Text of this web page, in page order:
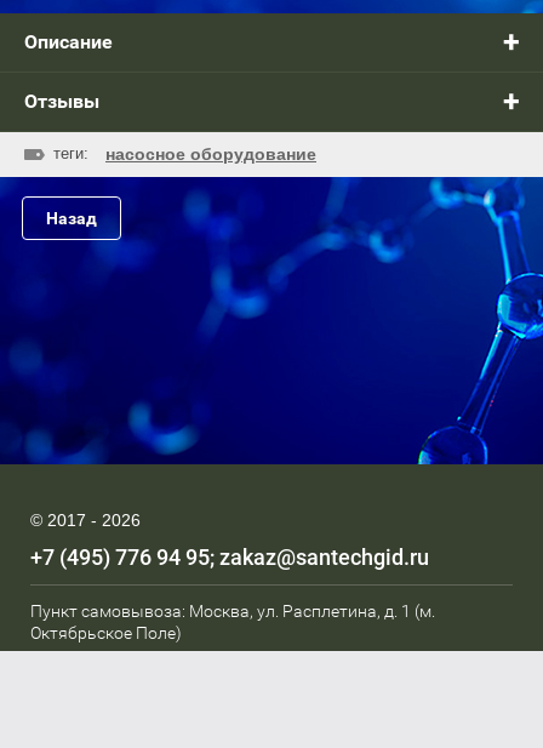
Описание
Отзывы
теги: насосное оборудование
Назад
© 2017 - 2026
+7 (495) 776 94 95 zakaz@santechgid.ru
Пункт самовывоза: Москва, ул. Расплетина, д. 1 (м.
Октябрьское Поле)